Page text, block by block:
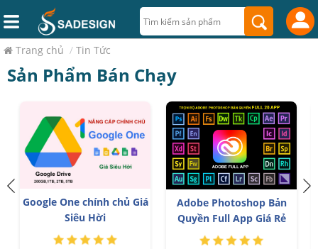
Trang chủ / Tin Tức
Sản Phẩm Bán Chạy
Google One chính chủ Giá
Siêu Hời
Adobe Photoshop Bản
Quyền Full App Giá Rẻ